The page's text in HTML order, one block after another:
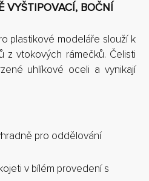
VYŠTIPOVACÍ, BOČNÍ
plastikové modeláře slouží k
z vtokových rámečků. Čelisti
uhlíkové oceli a vynikají
pro oddělování
v bílém provedení s